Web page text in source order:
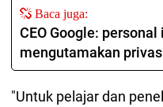
Baca juga:
CEO Google:
mengutamakan
"Untuk pelajar dan